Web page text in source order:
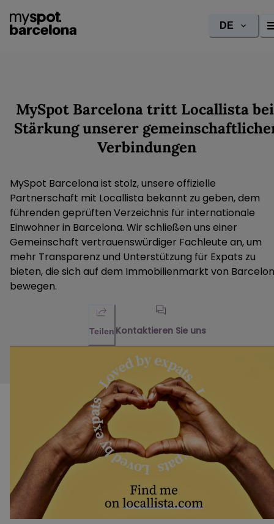
DE
MySpot Barcelona tritt Locallista
Stärkung unserer
Verbindungen
MySpot Barcelona ist stolz, unsere offizielle
Partnerschaft mit Locallista bekannt zu geben, dem
führenden geprüften Verzeichnis für internationale
Einwohner in Barcelona. Wir schließen uns einer
Gemeinschaft vertrauenswürdiger Fachleute an, um
mehr Transparenz und Unterstützung für Expats zu
bieten, die sich auf dem Immobilienmarkt von
bewegen.
Teilen Kontaktieren Sie uns